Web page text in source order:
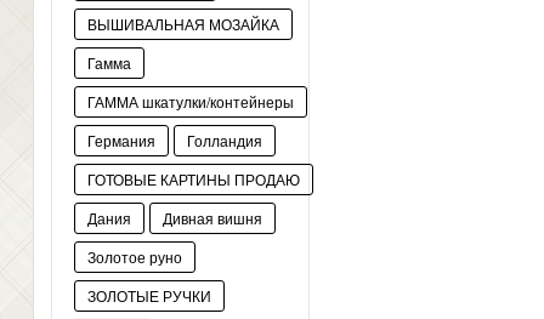
ВЫШИВАЛЬНАЯ МОЗАЙКА
Гамма
ГАММА шкатулки/контейнеры
Германия
Голландия
ГОТОВЫЕ КАРТИНЫ ПРОДАЮ
Дания
Дивная вишня
Золотое руно
ЗОЛОТЫЕ РУЧКИ